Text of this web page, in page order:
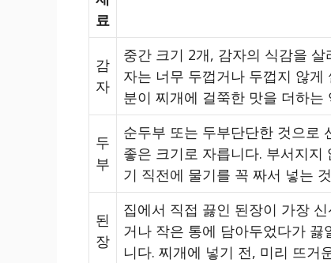
료
감
자
중간 크기 2개, 감자의 식감을
자는 너무 두껍거나 두껍지 않
분이 찌개에 걸쭉한 맛을 더하
두
부
순두부 또는 두부단단한 것으로
좋은 크기로 자릅니다. 부서지
기 직전에 물기를 꼭 짜서 넣는
된
장
집에서 직접 끓인 된장이 가장
거나 작은 통에 담아두었다가
니다. 찌개에 넣기 전, 미리 뜨거